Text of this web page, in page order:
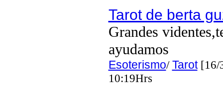
Tarot de berta
Grandes
ayudamos
Esoterismo/Tarot[16/
10:19Hrs